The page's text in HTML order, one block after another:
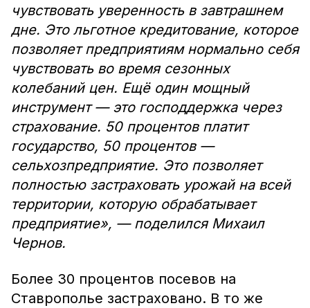
чувствовать уверенность в завтрашнем
дне. Это льготное кредитование, которое
позволяет предприятиям нормально себя
чувствовать во время сезонных
колебаний цен. Ещё один мощный
инструмент — это господдержка через
страхование. 50 процентов платит
государство, 50 процентов —
сельхозпредприятие. Это позволяет
полностью застраховать урожай на всей
территории, которую обрабатывает
предприятие», — поделился Михаил
Чернов.
Более 30 процентов посевов на
Ставрополье застраховано. В то же